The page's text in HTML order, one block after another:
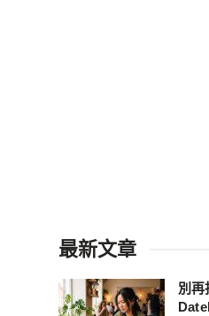
最新文章
別再